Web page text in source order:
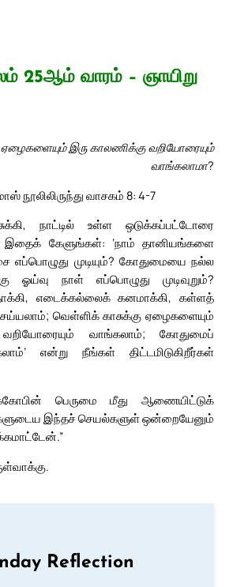
25ஆம் வாரம் – ஞாயிறு
ஏழைகளையும் இரு காலணிக்கு வறியோரையும்
வாங்கலாமா?
வாசகம் 8: 4-7
நாட்டில் உள்ள ஒடுக்கப்பட்டோரை
இதைக் கேளுங்கள்: ‘நாம் தானியங்களை
எப்பொழுது முடியும்? கோதுமையை நல்ல
ஓய்வு நாள் எப்பொழுது முடிவுறும்?
எடைக்கல்லைக் கனமாக்கி, கள்ளத்
வெள்ளிக் காசுக்கு ஏழைகளையும்
வாங்கலாம்; கோதுமைப்
என்று நீங்கள் திட்டமிடுகிறீர்கள்
பெருமை மீது ஆணையிட்டுக்
இந்தச் செயல்களுள் ஒன்றையேனும்
Reflection